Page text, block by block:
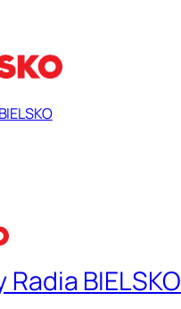
Radia BIELSKO